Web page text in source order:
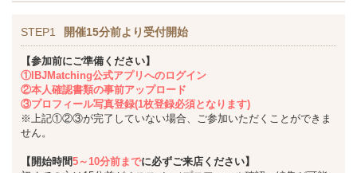
STEP1 開催15分前より受付開始
【参加前にご準備ください】
①IBJMatching公式アプリへのログイン
②本人確認書類の事前アップロード
③プロフィール写真登録(1枚登録必須となります)
※上記①②③が完了していない場合、ご参加いただくことができま
せん。
【開始時間5～10分前までに必ずご来店ください】